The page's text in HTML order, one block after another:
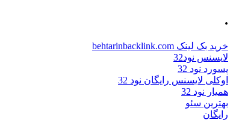
.
خرید بک لینک behtarinbacklink.com
لایسنس نود32
پسورد نود 32
اوکلی لایسنس رایگان نود 32
همیار نود 32
بهترین سئو
رایگان